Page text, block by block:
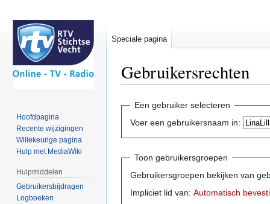
Gebruikersrechten
Naar
springen
Naar
springen
Een gebruiker selecteren
Voer een gebruikersnaam in:
Toon gebruikersgroepen
Gebruikersgroepen bekijken van
Impliciet lid van: Automatisch
Speciale pagina
Hoofdpagina
Recente wijzigingen
Willekeurige pagina
Hulp met MediaWiki
Hulpmiddelen
Gebruikersbijdragen
Logboeken